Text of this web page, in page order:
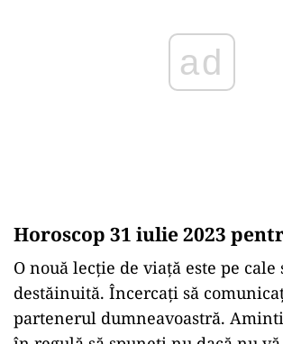
ad
Horoscop 31 iulie 2023
O nouă lecţie de viaţă este pe cale
destăinuită. Încercaţi să
partenerul dumneavoastră.